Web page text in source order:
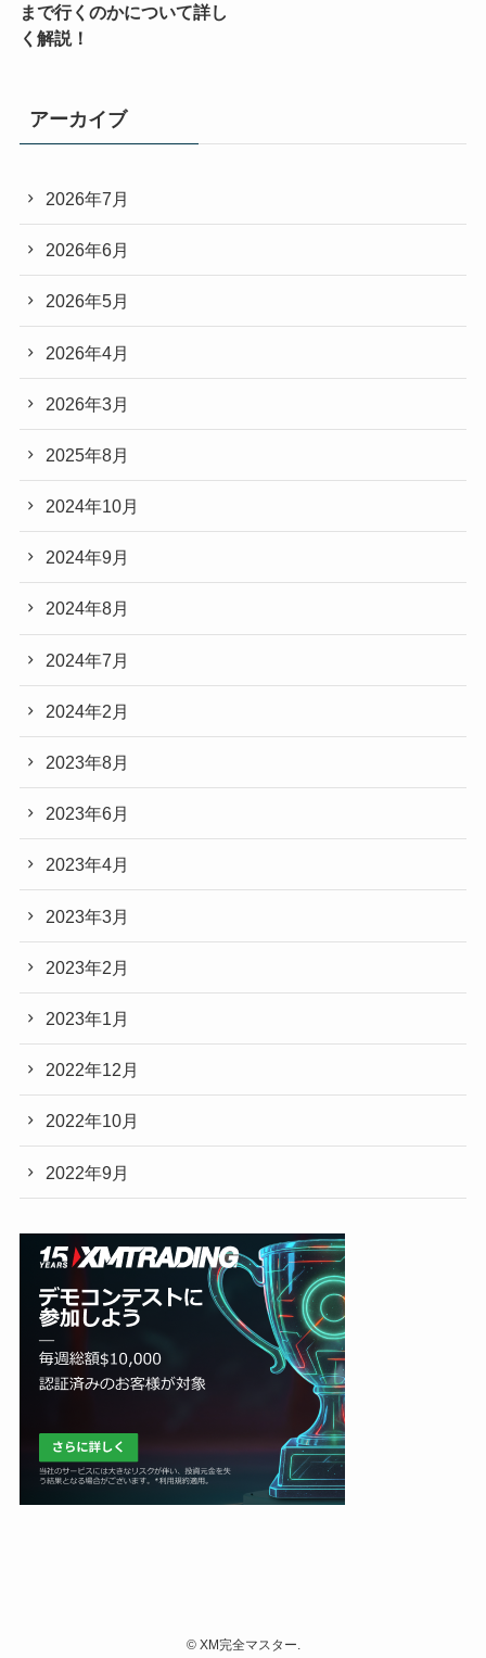
まで行くのかについて詳し
く解説！
アーカイブ
2026年7月
2026年6月
2026年5月
2026年4月
2026年3月
2025年8月
2024年10月
2024年9月
2024年8月
2024年7月
2024年2月
2023年8月
2023年6月
2023年4月
2023年3月
2023年2月
2023年1月
2022年12月
2022年10月
2022年9月
©XM完全マスター.